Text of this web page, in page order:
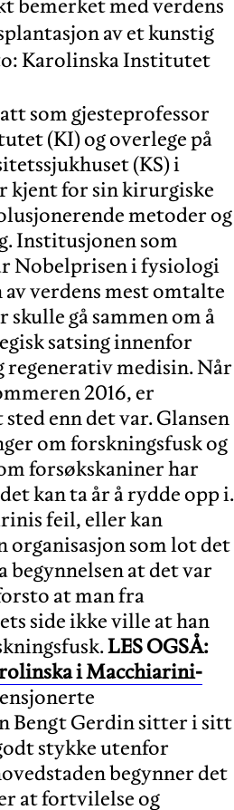
bemerket med verdens
av et kunstig
Karolinska Institutet
som gjesteprofessor
(KI) og overlege på
(KS) i
kjent for sin kirurgiske
metoder og
Institusjonen som
Nobelprisen i fysiologi
verdens mest omtalte
gå sammen om å
satsing innenfor
regenerativ medisin. Når
2016, er
enn det var. Glansen
om forskningsfusk og
forsøkskaniner har
kan ta år å rydde opp i.
feil, eller kan
organisasjon som lot det
begynnelsen at det var
at man fra
side ikke ville at han
LES OGSÅ:
i Macchiarini-
Bengt Gerdin sitter i sitt
stykke utenfor
begynner det
at fortvilelse og